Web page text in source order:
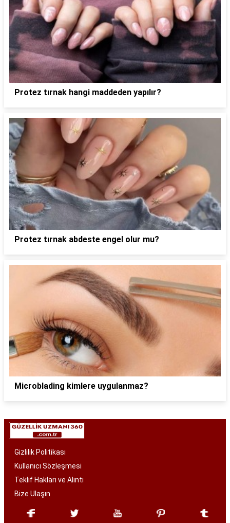
Protez tırnak hangi maddeden yapılır?
Protez tırnak abdeste engel olur mu?
Microblading kimlere uygulanmaz?
Gizlilik Politikası
Kullanıcı Sözleşmesi
Teklif Hakları ve Alıntı
Bize Ulaşın